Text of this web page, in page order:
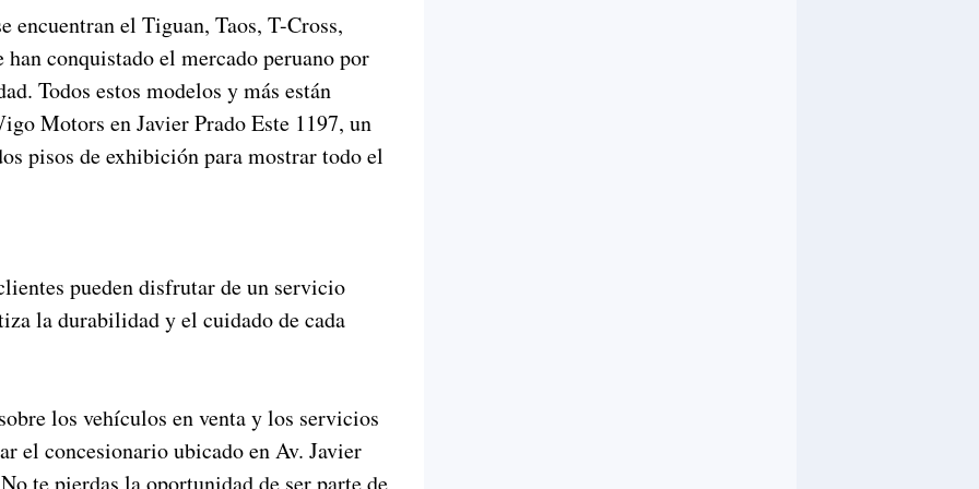
encuentran el Tiguan, Taos, T-Cross,
conquistado el mercado peruano por
Todos estos modelos y más están
Motors en Javier Prado Este 1197, un
pisos de exhibición para mostrar todo el
pueden disfrutar de un servicio
la durabilidad y el cuidado de cada
los vehículos en venta y los servicios
el concesionario ubicado en Av. Javier